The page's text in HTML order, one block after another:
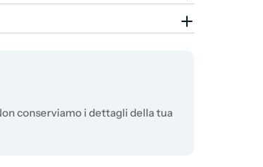
conserviamo i dettagli della tua